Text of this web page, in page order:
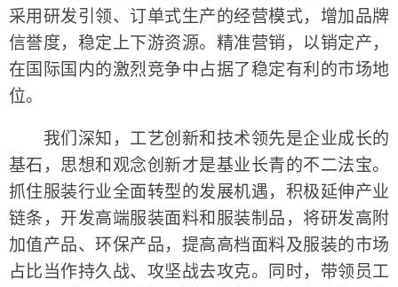
采用研发引领、订单式生产的经营模式，增加品牌
信誉度，稳定上下游资源。精准营销，以销定产，
在国际国内的激烈竞争中占据了稳定有利的市场地
位。
我们深知，工艺创新和技术领先是企业成长的
基石，思想和观念创新才是基业长青的不二法宝。
抓住服装行业全面转型的发展机遇，积极延伸产业
链条，开发高端服装面料和服装制品，将研发高附
加值产品、环保产品，提高高档面料及服装的市场
占比当作持久战、攻坚战去攻克。同时，带领员工